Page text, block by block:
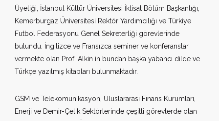
Üyeliği, İstanbul Kültür Üniversitesi İktisat Bölüm Başkanlığı,
Kemerburgaz Üniversitesi Rektör Yardımcılığı ve Türkiye
Futbol Federasyonu Genel Sekreterliği görevlerinde
bulundu. İngilizce ve Fransızca seminer ve konferanslar
vermekte olan Prof. Alkin in bundan başka yabancı dilde ve
Türkçe yazılmış kitapları bulunmaktadır.
GSM ve Telekomünikasyon, Uluslararası Finans Kurumları,
Enerji ve Demir-Çelik Sektörlerinde çeşitli görevlerde olan